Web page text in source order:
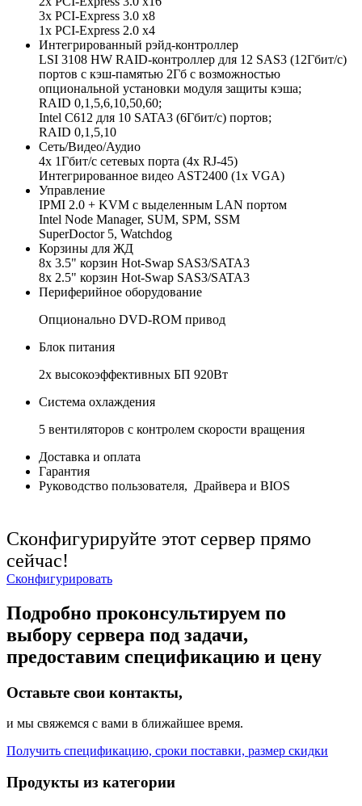
3х PCI-Express 3.0 x8
1х PCI-Express 2.0 x4
Интегрированный рэйд-контроллер
LSI 3108 HW RAID-контроллер для 12 SAS3 (12Гбит/с)
портов с кэш-памятью 2Гб с возможностью
опциональной установки модуля защиты кэша;
RAID 0,1,5,6,10,50,60;
Intel C612 для 10 SATA3 (6Гбит/с) портов;
RAID 0,1,5,10
Сеть/Видео/Аудио
4x 1Гбит/с сетевых порта (4x RJ-45)
Интегрированное видео AST2400 (1x VGA)
Управление
IPMI 2.0 + KVM с выделенным LAN портом
Intel Node Manager, SUM, SPM, SSM
SuperDoctor 5, Watchdog
Корзины для ЖД
8x 3.5" корзин Hot-Swap SAS3/SATA3
8x 2.5" корзин Hot-Swap SAS3/SATA3
Периферийное оборудование
Опционально DVD-ROM привод
Блок питания
2x высокоэффективных БП 920Вт
Система охлаждения
5 вентиляторов с контролем скорости вращения
Доставка и оплата
Гарантия
Руководство пользователя, Драйвера и BIOS
Сконфигурируйте этот сервер прямо
сейчас!
Сконфигурировать
Подробно проконсультируем по
выбору сервера под задачи,
предоставим спецификацию и цену
Оставьте свои контакты,
и мы свяжемся с вами в ближайшее время.
Получить спецификацию, сроки поставки, размер скидки
Продукты из категории